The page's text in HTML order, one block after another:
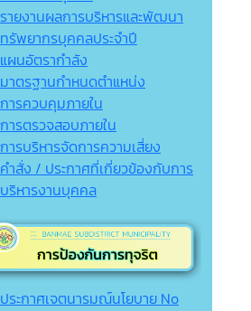
รายงานผลการบริหารและพัฒนา
ทรัพยากรบุคคลประจำปี
แผนอัตรากำลัง
มาตรฐานกำหนดตำแหน่ง
การควบคุมภายใน
การตรวจสอบภายใน
การบริหารจัดการความเสี่ยง
คำสั่ง / ประกาศที่เกี่ยวข้องกับการ
บริหารงานบุคคล
ประกาศเจตนารมณ์นโยบาย No